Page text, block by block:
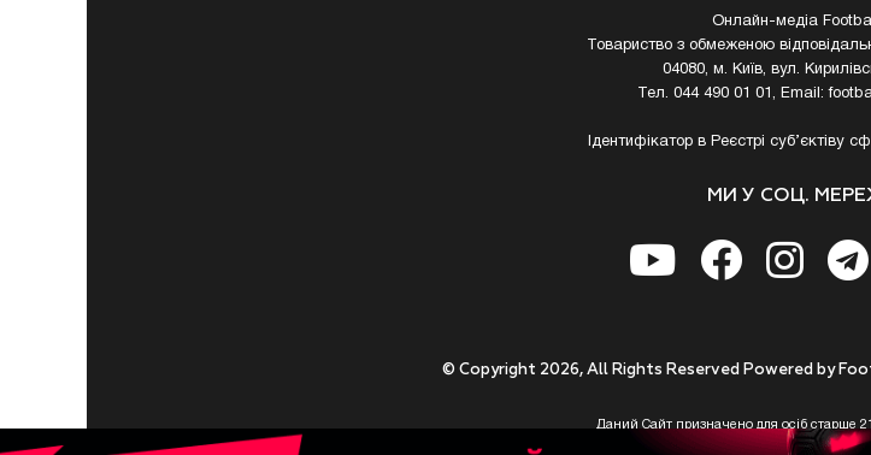
Онлайн-медіа
Товариство з обмеженою
04080, м. Київ, вул.
Тел. 044 490 01 01, Email:
Ідентифікатор в Реєстрі суб’єктіву
МИ У СОЦ.
© Copyright 2026, All Rights Reserved Powered by
Даний Сайт призначено для осіб старше
Приступаючи до використання https://footballhub.ua,